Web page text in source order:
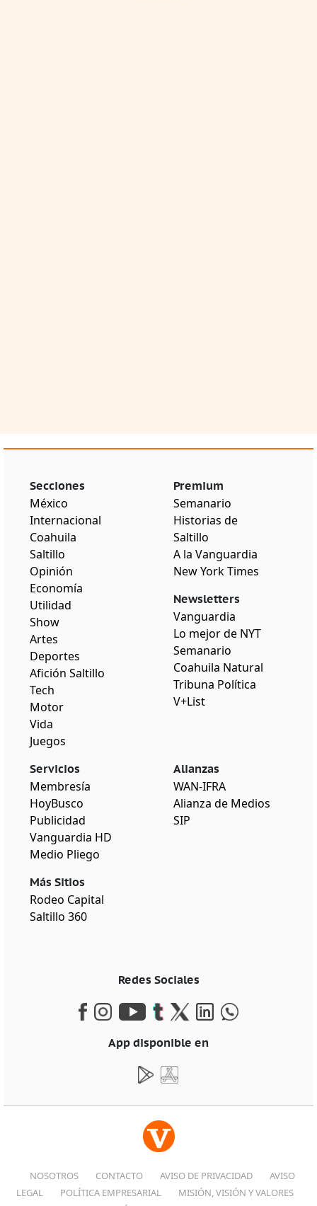
Secciones
México
Internacional
Coahuila
Saltillo
Opinión
Economía
Utilidad
Show
Artes
Deportes
Afición Saltillo
Tech
Motor
Vida
Juegos
Premium
Semanario
Historias de
Saltillo
A la Vanguardia
New York Times
Newsletters
Vanguardia
Lo mejor de NYT
Semanario
Coahuila Natural
Tribuna Política
V+List
Servicios
Membresía
HoyBusco
Publicidad
Vanguardia HD
Medio Pliego
Más Sitios
Rodeo Capital
Saltillo 360
Alianzas
WAN-IFRA
Alianza de Medios
SIP
Redes Sociales
App disponible en
NOSOTROS CONTACTO AVISO DE PRIVACIDAD
AVISO
LEGAL
POLÍTICA EMPRESARIAL
MISIÓN, VISIÓN Y VALORES